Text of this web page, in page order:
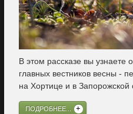
В этом рассказе вы узнаете
главных вестников весны -
на Хортице и в Запорожской
ПОДРОБНЕЕ...